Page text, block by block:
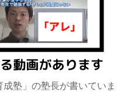
塾」の塾長が書いていま